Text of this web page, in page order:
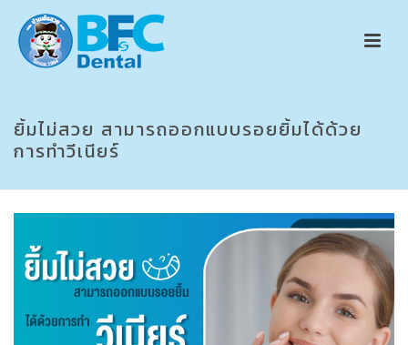
ยิ้มไม่สวย สามารถออกแบบรอยยิ้มได้ด้วย
การทำวีเนียร์